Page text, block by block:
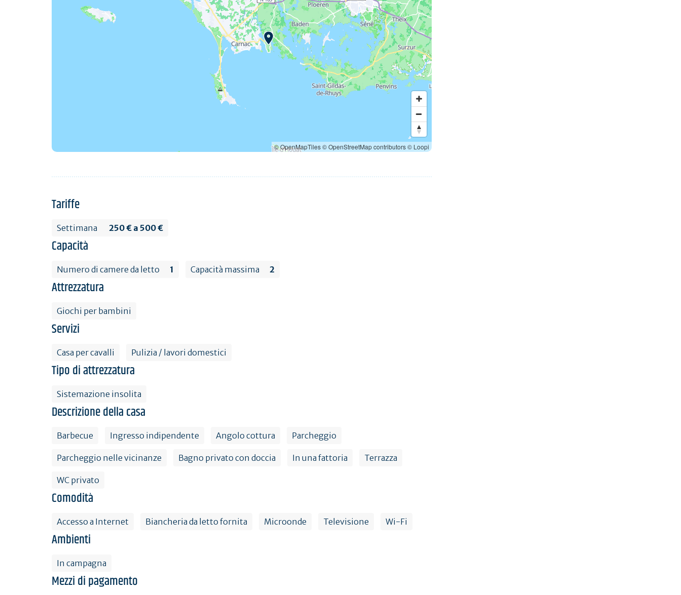
© OpenMapTiles© OpenStreetMap contributors© Loopi
Tariffe
Settimana 250 € a 500 €
Capacità
Numero di camere da letto 1 Capacità massima 2
Attrezzatura
Giochi per bambini
Servizi
Casa per cavalli Pulizia / lavori domestici
Tipo di attrezzatura
Sistemazione insolita
Descrizione della casa
Barbecue Ingresso indipendente Angolo cottura Parcheggio
Parcheggio nelle vicinanze Bagno privato con doccia In una fattoria Terrazza
WC privato
Comodità
Accesso a Internet Biancheria da letto fornita Microonde Televisione Wi-Fi
Ambienti
In campagna
Mezzi di pagamento